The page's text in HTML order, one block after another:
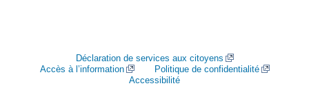
Déclaration de services aux citoyens
Accès à l’information
Politique de confidentialité
Accessibilité